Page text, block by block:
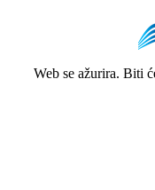
Web se ažurira. Biti